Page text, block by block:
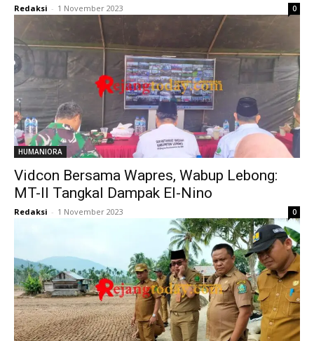
Redaksi - 1 November 2023 0
HUMANIORA
Vidcon Bersama Wapres, Wabup Lebong:
MT-II Tangkal Dampak El-Nino
Redaksi - 1 November 2023 0